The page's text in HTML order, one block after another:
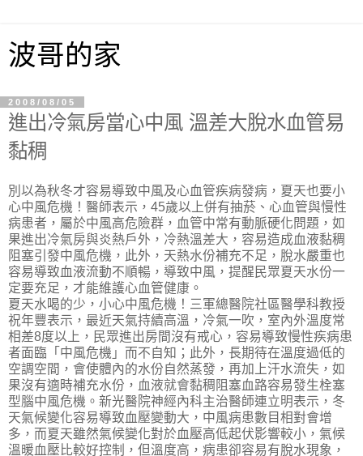
波哥的家
2008/08/05
進出冷氣房當心中風 溫差大脫水血管易
黏稠
別以為秋冬才容易導致中風及心血管疾病發病，夏天也要小
心中風危機！醫師表示，45歲以上併有抽菸、心血管與慢性
病患者，屬於中風高危險群，血管中常有動脈硬化問題，如
果進出冷氣房與炎熱戶外，冷熱溫差大，容易造成血液黏稠
阻塞引發中風危機，此外，天熱水份補充不足，脫水嚴重也
容易導致血液流動不順暢，導致中風，提醒民眾夏天水份一
定要充足，才能維護心血管健康。
夏天水喝的少，小心中風危機！三軍總醫院社區醫學科教授
祝年豐表示，最近天氣持續高溫，冷氣一吹，室內外溫度常
相差8度以上，民眾進出房間沒有戒心，容易導致慢性疾病患
者面臨「中風危機」而不自知；此外，長期待在溫度過低的
空調空間，會使體內的水份自然蒸發，再加上汗水流失，如
果沒有適時補充水份，血液就會黏稠阻塞血路容易發生栓塞
型腦中風危機。新光醫院神經內科主治醫師連立明表示，冬
天氣候變化容易導致血壓變動大，中風病患數目相對會增
多，而夏天雖然氣候變化對於血壓高低起伏影響較小，氣候
溫暖血壓比較好控制，但溫度高，病患卻容易有脫水現象，